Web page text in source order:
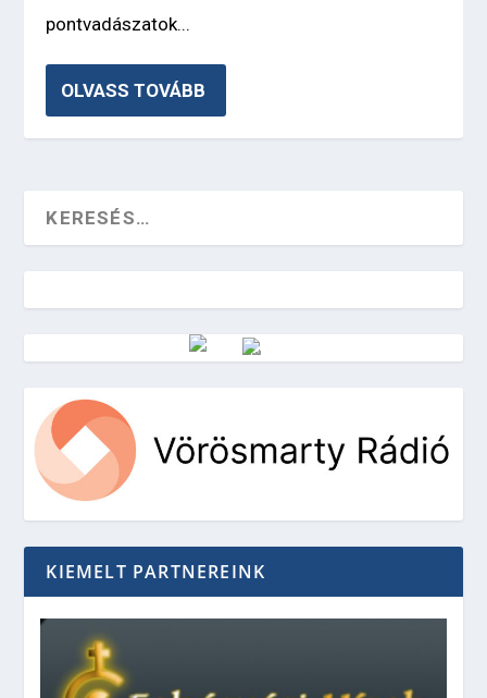
pontvadászatok...
OLVASS TOVÁBB
Vörösmarty Rádió
KIEMELT PARTNEREINK